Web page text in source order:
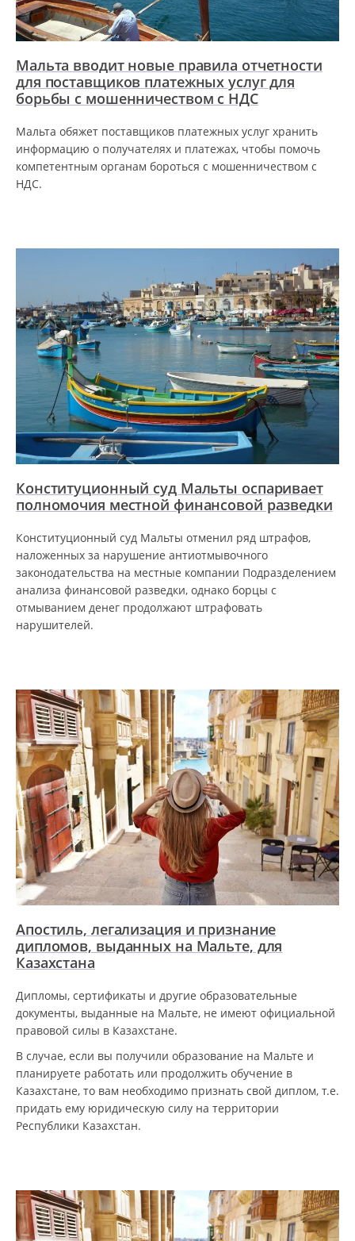
Мальта вводит новые правила отчетности
для поставщиков платежных услуг для
борьбы с мошенничеством с НДС
Мальта обяжет поставщиков платежных услуг хранить
информацию о получателях и платежах, чтобы помочь
компетентным органам бороться с мошенничеством с
НДС.
Конституционный суд Мальты оспаривает
полномочия местной финансовой разведки
Конституционный суд Мальты отменил ряд штрафов,
наложенных за нарушение антиотмывочного
законодательства на местные компании Подразделением
анализа финансовой разведки, однако борцы с
отмыванием денег продолжают штрафовать
нарушителей.
Апостиль, легализация и признание
дипломов, выданных на Мальте, для
Казахстана
Дипломы, сертификаты и другие образовательные
документы, выданные на Мальте, не имеют официальной
правовой силы в Казахстане.
В случае, если вы получили образование на Мальте и
планируете работать или продолжить обучение в
Казахстане, то вам необходимо признать свой диплом, т.е.
придать ему юридическую силу на территории
Республики Казахстан.